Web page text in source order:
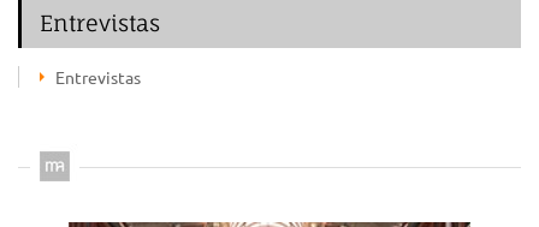
Entrevistas
Entrevistas